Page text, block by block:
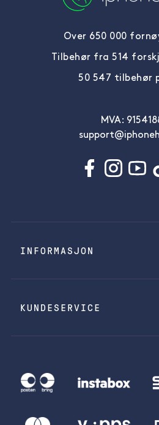
Over 650 000
Tilbehør fra 514
50 547 tilbehør
MVA:
INFORMASJON
KUNDESERVICE